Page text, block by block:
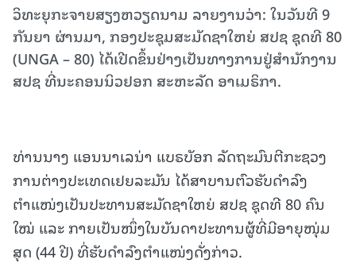
ວິທະຍຸກະຈາຍສຽງຫວຽດນາມ ລາຍງານວ່າ: ໃນວັນທີ 9
ກັນຍາ ຜ່ານມາ, ກອງປະຊຸມສະມັດຊາໃຫຍ່ ສປຊ ຊຸດທີ 80
(UNGA – 80) ໄດ້ເປີດຂຶ້ນຢ່າງເປັນທາງການຢູ່ສຳນັກງານ
ສປຊ ທີ່ນະຄອນນິວຢອກ ສະຫະລັດ ອາເມຣິກາ.
ທ່ານນາງ ແອນນາເລນ່າ ແບຣບັອກ ລັດຖະມົນຕີກະຊວງ
ການຕ່າງປະເທດເຢຍລະມັນ ໄດ້ສາບານຕົວຮັບດຳລົງ
ຕຳແໜ່ງເປັນປະທານສະມັດຊາໃຫຍ່ ສປຊ ຊຸດທີ 80 ຄົນ
ໃໝ່ ແລະ ກາຍເປັນໜຶ່ງໃນບັນດາປະທານຜູ້ທີ່ມີອາຍຸໜຸ່ມ
ສຸດ (44 ປີ) ທີ່ຮັບດຳລົງຕຳແໜ່ງດັ່ງກ່າວ.